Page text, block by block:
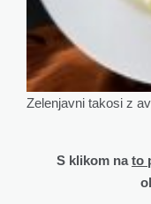
Zelenjavni takosi z
S klikom nato